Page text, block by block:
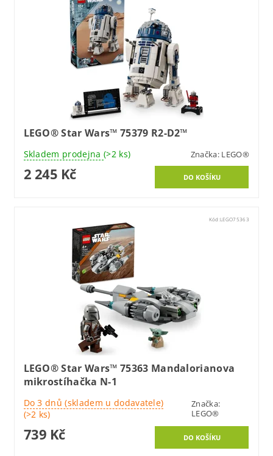
LEGO® Star Wars™ 75379 R2-D2™
Skladem prodejna (>2 ks) Značka: LEGO®
2 245 Kč
Kód:LEGO75363
LEGO® Star Wars™ 75363 Mandalorianova
mikrostíhačka N-1
Do 3 dnů (skladem u dodavatele)
(>2 ks)
Značka:
LEGO®
739 Kč